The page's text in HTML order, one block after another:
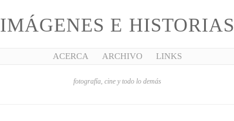
IMÁGENES E HISTORIAS
ACERCA ARCHIVO LINKS
fotografía, cine y todo lo demás